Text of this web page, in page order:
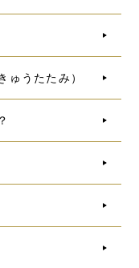
ゅうたたみ）